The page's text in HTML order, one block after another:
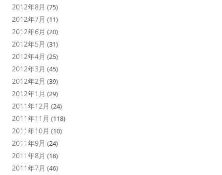
2012年8月 (75)
2012年7月 (11)
2012年6月 (20)
2012年5月 (31)
2012年4月 (25)
2012年3月 (45)
2012年2月 (39)
2012年1月 (29)
2011年12月 (24)
2011年11月 (118)
2011年10月 (10)
2011年9月 (24)
2011年8月 (18)
2011年7月 (46)